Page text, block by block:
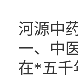
河源中
一、中
在*五千